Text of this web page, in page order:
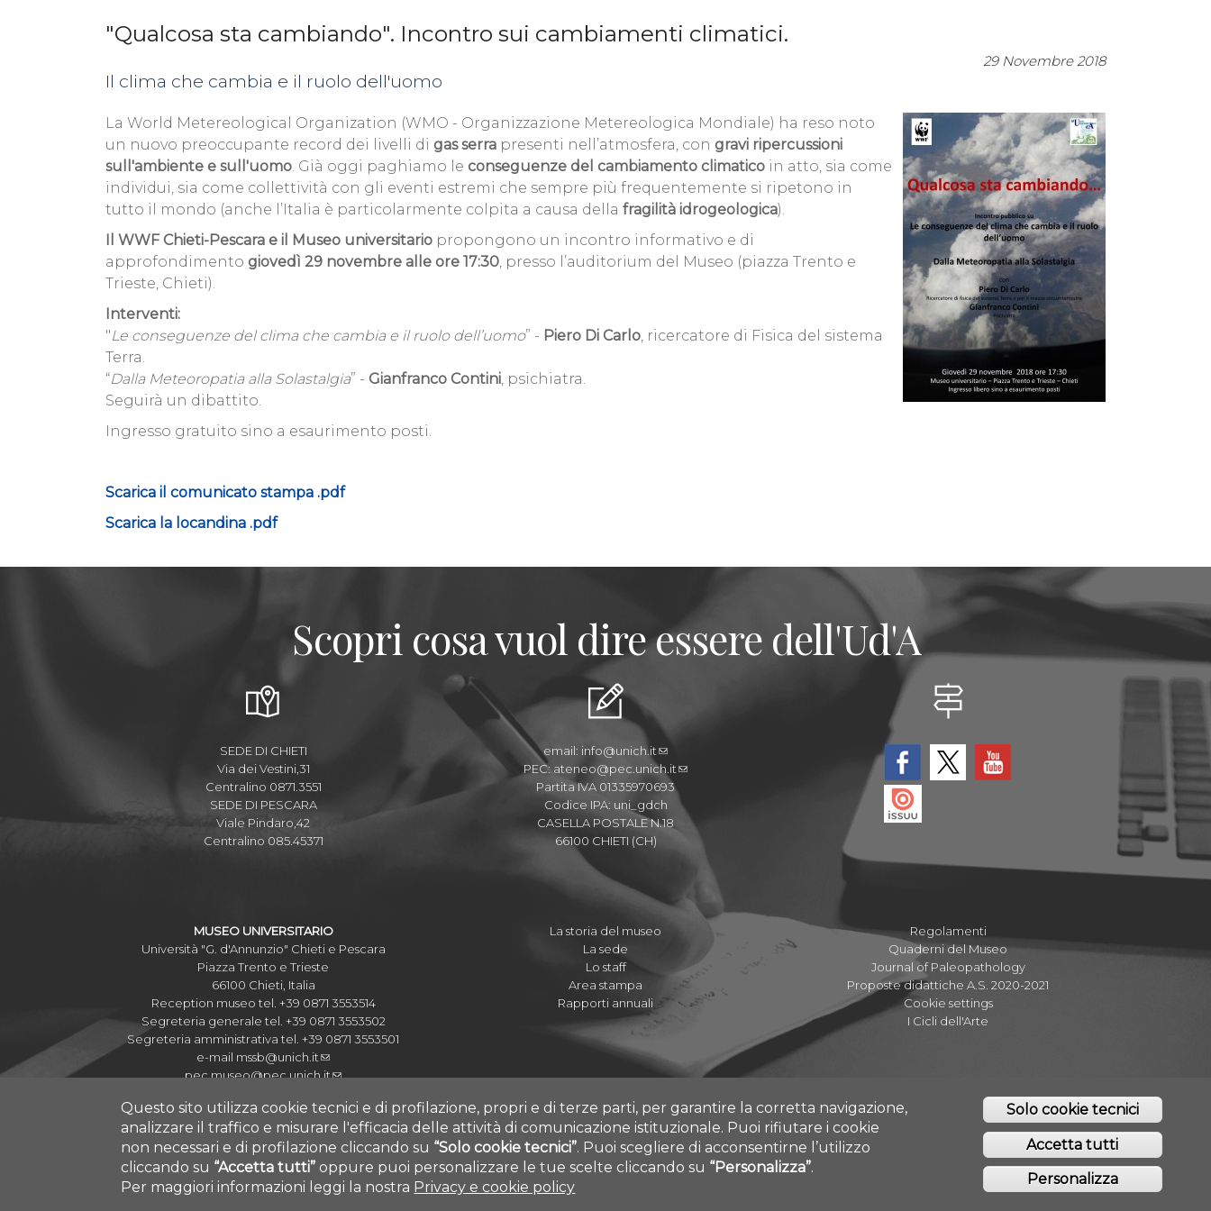
"Qualcosa sta cambiando". Incontro sui cambiamenti climatici.
29 Novembre 2018
Il clima che cambia e il ruolo dell'uomo
La World Metereological Organization (WMO - Organizzazione Metereologica Mondiale) ha reso noto
un nuovo preoccupante record dei livelli di gas serra presenti nell’atmosfera, con gravi ripercussioni
sull'ambiente e sull'uomo. Già oggi paghiamo le conseguenze del cambiamento climatico in atto, sia come
individui, sia come collettività con gli eventi estremi che sempre più frequentemente si ripetono in
tutto il mondo (anche l’Italia è particolarmente colpita a causa della fragilità idrogeologica).
Il WWF Chieti-Pescara e il Museo universitario propongono un incontro informativo e di
approfondimento giovedì 29 novembre alle ore 17:30, presso l’auditorium del Museo (piazza Trento e
Trieste, Chieti).
Interventi:
"Le conseguenze del clima che cambia e il ruolo dell’uomo” - Piero Di Carlo, ricercatore di Fisica del sistema
Terra.
“Dalla Meteoropatia alla Solastalgia” - Gianfranco Contini, psichiatra.
Seguirà un dibattito.
Ingresso gratuito sino a esaurimento posti.
Scarica il comunicato stampa .pdf
Scarica la locandina .pdf
Scopri cosa vuol dire essere dell'Ud'A
SEDE DI CHIETI
Via dei Vestini,31
Centralino 0871.3551
SEDE DI PESCARA
Viale Pindaro,42
Centralino 085.45371
email: info@unich.it
PEC: ateneo@pec.unich.it
Partita IVA 01335970693
Codice IPA: uni_gdch
CASELLA POSTALE N.18
66100 CHIETI (CH)
MUSEO UNIVERSITARIO
Università "G. d'Annunzio" Chieti e Pescara
Piazza Trento e Trieste
66100 Chieti, Italia
Reception museo tel. +39 0871 3553514
Segreteria generale tel. +39 0871 3553502
Segreteria amministrativa tel. +39 0871 3553501
e-mail mssb@unich.it
pecmuseo@pec.unich.it
La storia del museo
La sede
Lo staff
Area stampa
Rapporti annuali
Regolamenti
Quaderni del Museo
Journal of Paleopathology
Proposte didattiche A.S. 2020-2021
Cookie settings
I Cicli dell'Arte
COPYRIGHT © 2019. ALL RIGHTS RESERVED - UNIVERSITÀ DEGLI STUDI GABRIELE D'ANNUNZIO - CHIETI/PESCARA
Questo sito utilizza cookie tecnici e di profilazione, propri e di terze parti, per garantire la corretta navigazione,
analizzare il traffico e misurare l'efficacia delle attività di comunicazione istituzionale. Puoi rifiutare i cookie
non necessari e di profilazione cliccando su “Solo cookie tecnici”. Puoi scegliere di acconsentirne l’utilizzo
cliccando su “Accetta tutti” oppure puoi personalizzare le tue scelte cliccando su “Personalizza”.
Per maggiori informazioni leggi la nostra Privacy e cookie policy
Solo cookie tecnici
Accetta tutti
Personalizza